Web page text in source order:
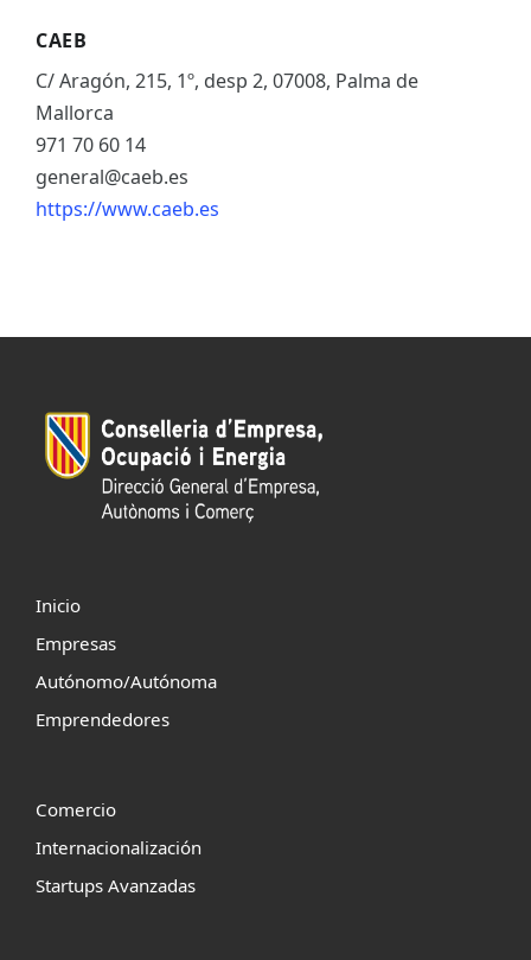
CAEB
C/ Aragón, 215, 1º, desp 2, 07008, Palma de
Mallorca
971 70 60 14
general@caeb.es
https://www.caeb.es
Inicio
Empresas
Autónomo/Autónoma
Emprendedores
Comercio
Internacionalización
Startups Avanzadas